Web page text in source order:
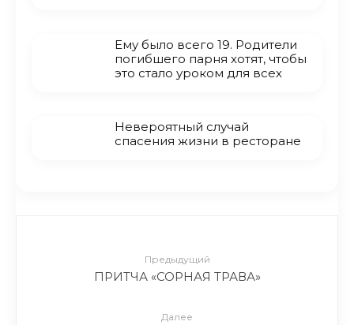
Ему было всего 19. Родители
погибшего парня хотят, чтобы
это стало уроком для всех
Невероятный случай
спасения жизни в ресторане
Предыдущий
ПРИТЧА «СОРНАЯ ТРАВА»
Далее